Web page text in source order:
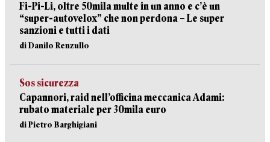
Fi-Pi-Li, oltre 50mila multe in un anno e c’è un
“super-autovelox” che non perdona – Le super
sanzioni e tutti i dati
di Danilo Renzullo
Sos sicurezza
Capannori, raid nell’officina meccanica Adami:
rubato materiale per 30mila euro
di Pietro Barghigiani